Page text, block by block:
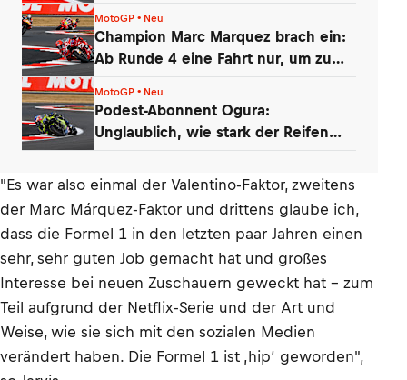
MotoGP • Neu
Champion Marc Marquez brach ein:
Ab Runde 4 eine Fahrt nur, um zu
MotoGP • Neu
Podest-Abonnent Ogura:
Unglaublich, wie stark der Reifen
"Es war also einmal der Valentino-Faktor, zweitens
der Marc Márquez-Faktor und drittens glaube ich,
dass die Formel 1 in den letzten paar Jahren einen
sehr, sehr guten Job gemacht hat und großes
Interesse bei neuen Zuschauern geweckt hat – zum
Teil aufgrund der Netflix-Serie und der Art und
Weise, wie sie sich mit den sozialen Medien
verändert haben. Die Formel 1 ist ‚hip‘ geworden",